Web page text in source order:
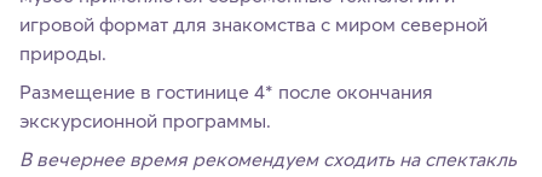
игровой формат для знакомства с миром северной
природы.
Размещение в гостинице 4* после окончания
экскурсионной программы.
В вечернее время рекомендуем сходить на спектакль